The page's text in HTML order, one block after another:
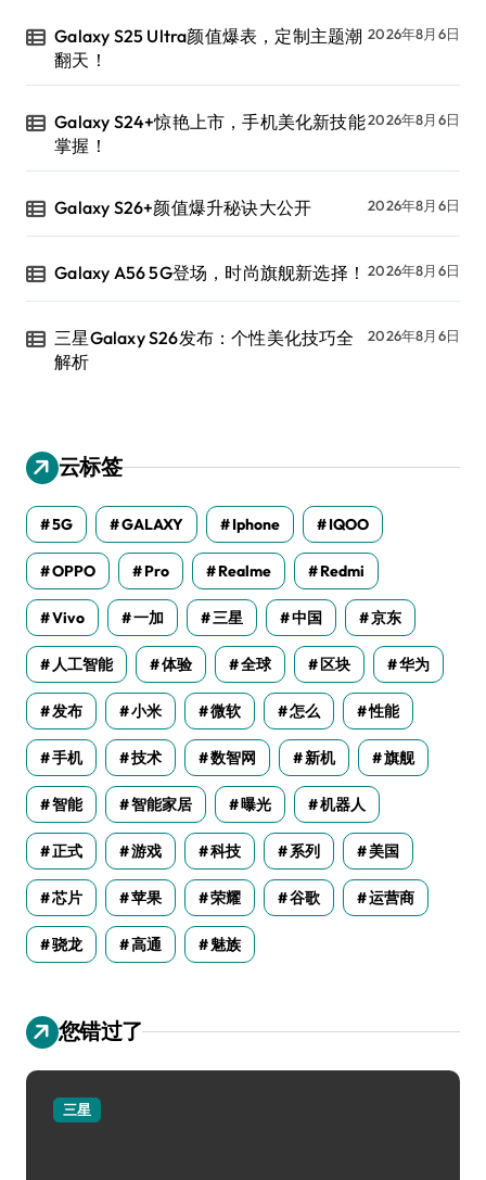
Galaxy S25 Ultra颜值爆表，定制主题潮
翻天！
2026年8月6日
Galaxy S24+惊艳上市，手机美化新技能
掌握！
2026年8月6日
Galaxy S26+颜值爆升秘诀大公开 2026年8月6日
Galaxy A56 5G登场，时尚旗舰新选择！ 2026年8月6日
三星Galaxy S26发布：个性美化技巧全
解析
2026年8月6日
云标签
5G GALAXY Iphone IQOO
OPPO Pro Realme Redmi
Vivo 一加 三星 中国 京东
人工智能 体验 全球 区块 华为
发布 小米 微软 怎么 性能
手机 技术 数智网 新机 旗舰
智能 智能家居 曝光 机器人
正式 游戏 科技 系列 美国
芯片 苹果 荣耀 谷歌 运营商
骁龙 高通 魅族
您错过了
三星